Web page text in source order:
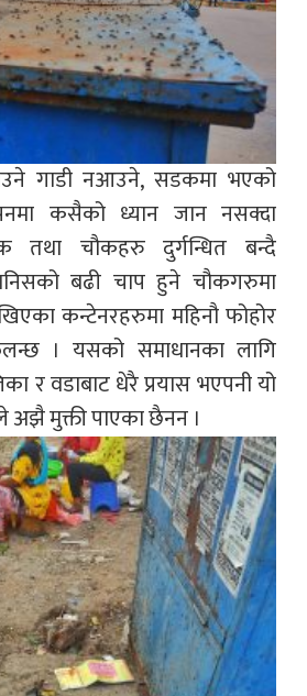
गाडी नआउने, सडकमा भएको
कसैको ध्यान जान नसक्दा
तथा चौकहरु दुर्गन्धित बन्दै
बढी चाप हुने चौकगरुमा
कन्टेनरहरुमा महिनौ फोहोर
। यसको समाधानका लागि
र वडाबाट धेरै प्रयास भएपनी यो
अझै मुक्ती पाएका छैनन ।